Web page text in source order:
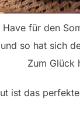
für den
so hat sich
Zum Glück
ist das